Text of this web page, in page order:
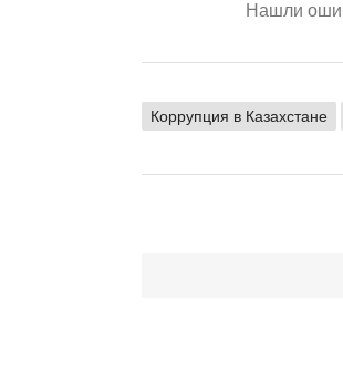
Нашли
Коррупция в Казахстане